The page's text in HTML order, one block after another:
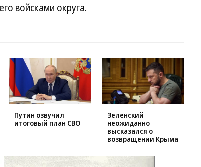
войсками округа.
Путин озвучил
итоговый план СВО
Зеленский
неожиданно
высказался о
возвращении Крыма